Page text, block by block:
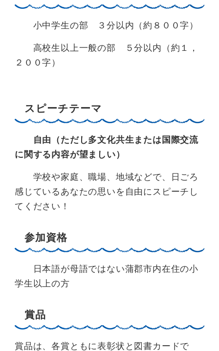
小中学生の部 ３分以内（約８００字）
高校生以上一般の部 ５分以内（約１，
２００字）
スピーチテーマ
自由（ただし多文化共生または国際交流
に関する内容が望ましい）
学校や家庭、職場、地域などで、日ごろ
感じているあなたの思いを自由にスピーチし
てください！
参加資格
日本語が母語ではない蒲郡市内在住の小
学生以上の方
賞品
賞品は、各賞ともに表彰状と図書カードで